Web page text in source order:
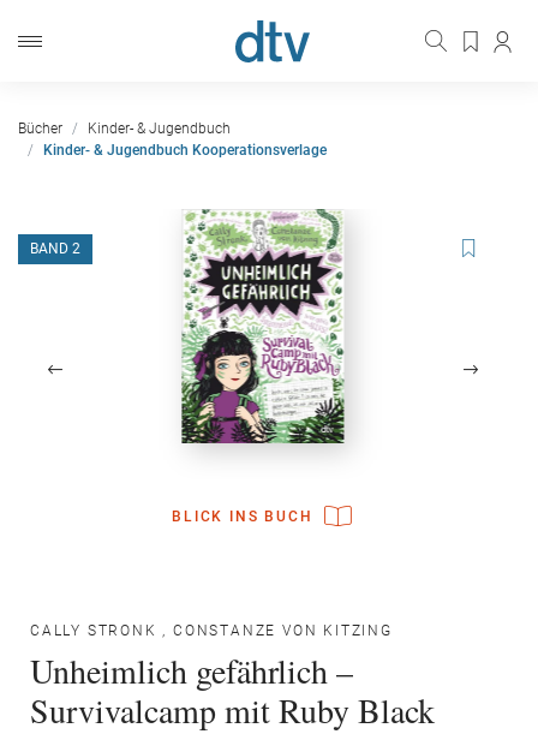
Bücher
Kinder- & Jugendbuch
Kinder- & Jugendbuch Kooperationsverlage
BLICK INS BUCH
BAND 2
CALLY STRONK ,CONSTANZE VON KITZING
Unheimlich gefährlich –
Survivalcamp mit Ruby Black